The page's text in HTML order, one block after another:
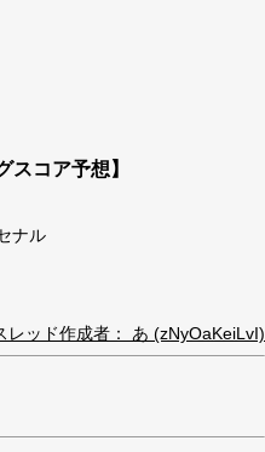
スコア予想】
ナル
レッド作成者： あ (zNyOaKeiLvI)